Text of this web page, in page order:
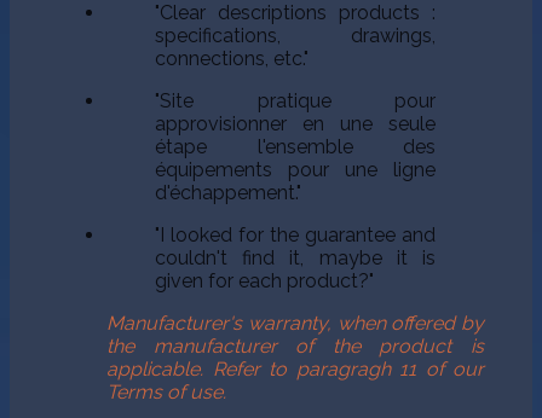
"Clear descriptions products :
specifications, drawings,
connections, etc."
"Site pratique pour
approvisionner en une seule
étape l'ensemble des
équipements pour une ligne
d'échappement."
"I looked for the guarantee and
couldn't find it, maybe it is
given for each product?"
Manufacturer's warranty, when offered by
the manufacturer of the product is
applicable. Refer to paragragh 11 of our
Terms of use.